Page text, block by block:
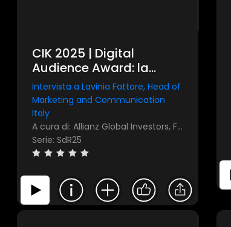
CIK 2025 | Digital
Audience Award: la
parola a Allianz Global
Investors
Intervista a Lavinia Fattore, Head of
Marketing and Communication
Italy
A cura di: Allianz Global Investors, FocusRisparmio
Serie: SdR25